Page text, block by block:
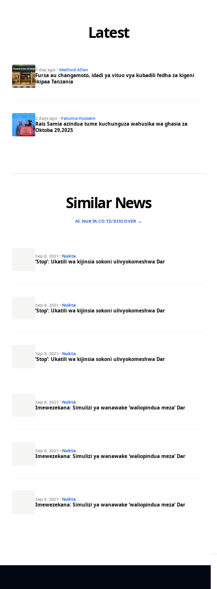
Latest
1 day ago · Method Allen
Fursa au changamoto, idadi ya vituo vya kubadili fedha za kigeni
ikipaa Tanzania
2 days ago · Fatuma Hussein
Rais Samia azindua tume kuchunguza wahusika wa ghasia za
Oktoba 29,2025
Similar News
AI.NUKTA.CO.TZ/DISCOVER →
Sep 8, 2021 · Nukta
‘Stop’: Ukatili wa kijinsia sokoni ulivyokomeshwa Dar
Sep 8, 2021 · Nukta
‘Stop’: Ukatili wa kijinsia sokoni ulivyokomeshwa Dar
Sep 8, 2021 · Nukta
‘Stop’: Ukatili wa kijinsia sokoni ulivyokomeshwa Dar
Sep 8, 2021 · Nukta
Imewezekana: Simulizi ya wanawake ‘waliopindua meza’ Dar
Sep 8, 2021 · Nukta
Imewezekana: Simulizi ya wanawake ‘waliopindua meza’ Dar
Sep 8, 2021 · Nukta
Imewezekana: Simulizi ya wanawake ‘waliopindua meza’ Dar